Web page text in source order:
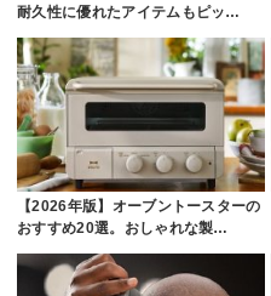
耐久性に優れたアイテムもピッ…
【2026年版】オーブントースターの
おすすめ20選。おしゃれな製…